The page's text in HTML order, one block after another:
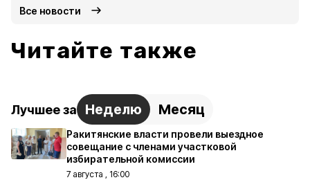
Все новости
Читайте также
Лучшее за Неделю Месяц
Ракитянские власти провели выездное
совещание с членами участковой
избирательной комиссии
7 августа , 16:00